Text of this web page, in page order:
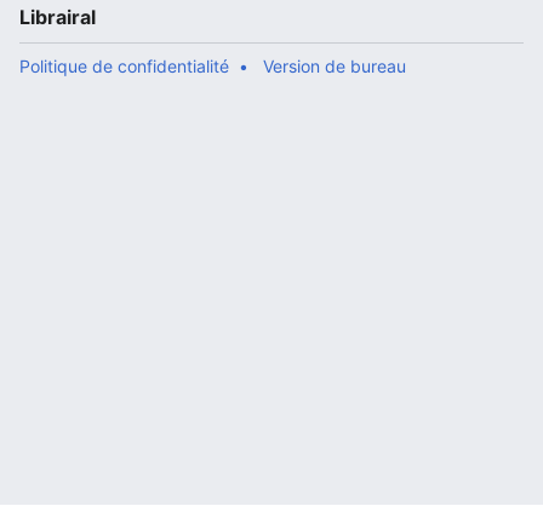
Librairal
Politique de confidentialité Version de bureau